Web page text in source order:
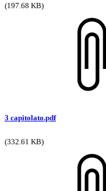
(197.68 KB)
3 capitolato.pdf
(332.61 KB)